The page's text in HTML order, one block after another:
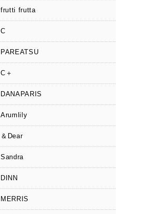
frutti frutta
C
PAREATSU
C＋
DANAPARIS
Arumlily
＆Dear
Sandra
DINN
MERRIS